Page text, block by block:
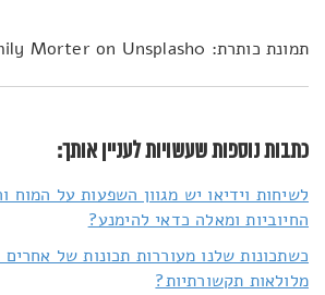
תמונת כותרת: Emily Morter on Unsplash0
כתבות נוספות שעשויות לעניין אותך:
לשיחות וידיאו יש מגוון השפעות על המוח
החיוביות ומאלה כדאי להימנע?
כשתכונות שלנו מעוררות תכונות של
מלולאות תקשורתיות?